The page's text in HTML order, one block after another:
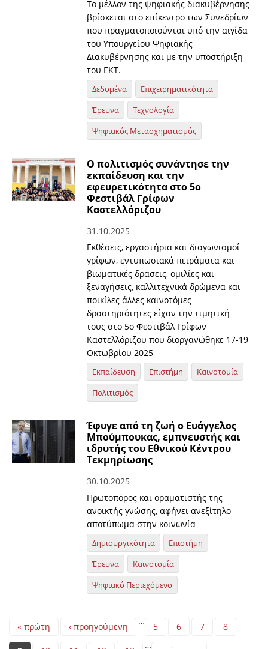
Το μέλλον της ψηφιακής διακυβέρνησης
βρίσκεται στο επίκεντρο των Συνεδρίων
που πραγματοποιούνται υπό την αιγίδα
του Υπουργείου Ψηφιακής
Διακυβέρνησης και με την υποστήριξη
του ΕΚΤ.
Δεδομένα
Επιχειρηματικότητα
Έρευνα
Τεχνολογία
Ψηφιακός Μετασχηματισμός
O πολιτισμός συνάντησε την
εκπαίδευση και την
εφευρετικότητα στο 5ο
Φεστιβάλ Γρίφων
Καστελλόριζου
31.10.2025
Εκθέσεις, εργαστήρια και διαγωνισμοί
γρίφων, εντυπωσιακά πειράματα και
βιωματικές δράσεις, ομιλίες και
ξεναγήσεις, καλλιτεχνικά δρώμενα και
ποικίλες άλλες καινοτόμες
δραστηριότητες είχαν την τιμητική
τους στο 5ο Φεστιβάλ Γρίφων
Καστελλόριζου που διοργανώθηκε 17-19
Οκτωβρίου 2025
Εκπαίδευση Επιστήμη
Καινοτομία
Πολιτισμός
Έφυγε από τη ζωή ο Ευάγγελος
Μπούμπουκας, εμπνευστής και
ιδρυτής του Εθνικού Κέντρου
Τεκμηρίωσης
30.10.2025
Πρωτοπόρος και οραματιστής της
ανοικτής γνώσης, αφήνει ανεξίτηλο
αποτύπωμα στην κοινωνία
Δημιουργικότητα
Επιστήμη
Έρευνα
Καινοτομία
Ψηφιακό Περιεχόμενο
Pages
« πρώτη ‹ προηγούμενη … 5 6 7 8
…